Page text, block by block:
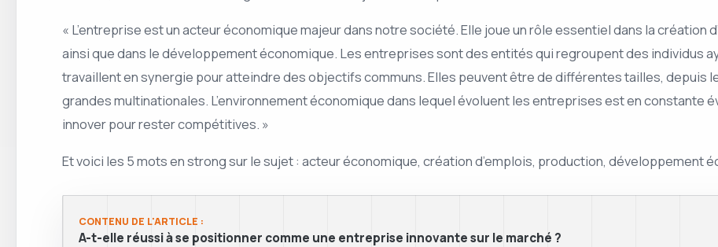
« L’entreprise est un acteur économique majeur dans notre société. Elle joue un rôle essentiel dans la création
ainsi que dans le développement économique. Les entreprises sont des entités qui regroupent des individus
travaillent en synergie pour atteindre des objectifs communs. Elles peuvent être de différentes tailles, depuis
grandes multinationales. L’environnement économique dans lequel évoluent les entreprises est en constante
innover pour rester compétitives. »
Et voici les 5 mots en strong sur le sujet : acteur économique, création d’emplois, production, développement
CONTENU DE L'ARTICLE :
A-t-elle réussi à se positionner comme une entreprise innovante sur le marché ?